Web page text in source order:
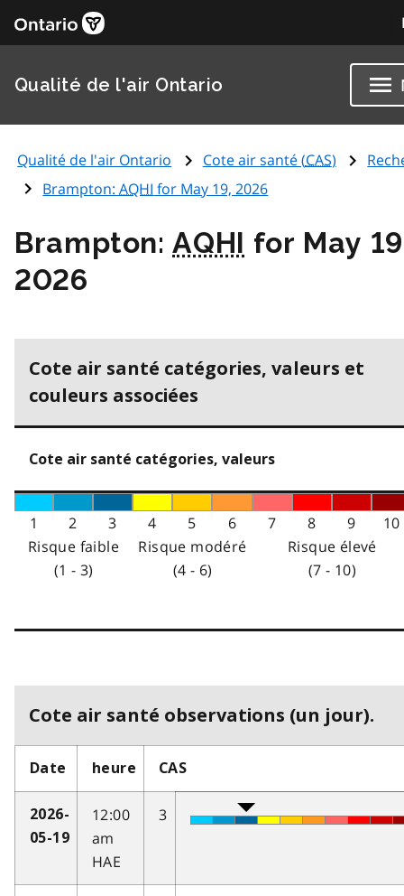
Qualité de l'air Ontario
Qualité de l'air Ontario Cote air santé (CAS)
Brampton:AQHI for May 19, 2026
Brampton:AQHI for May
2026
Cote air santé catégories, valeurs et
couleurs associées
Cote air santé catégories, valeurs
1 2 3 4 5 6 7 8 9
10
Risque faible
(1 - 3)
Risque modéré
(4 - 6)
Risque élevé
(7 - 10)
Cote air santé observations (un jour).
Date heure CAS
2026-
05-19
12:00
am
HAE
3